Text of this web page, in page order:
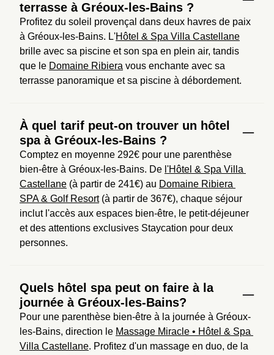
terrasse à Gréoux-les-Bains ?
Profitez du soleil provençal dans deux havres de paix
à Gréoux-les-Bains. L'Hôtel & Spa Villa Castellane
brille avec sa piscine et son spa en plein air, tandis
que le Domaine Ribiera vous enchante avec sa
terrasse panoramique et sa piscine à débordement.
À quel tarif peut-on trouver un hôtel
spa à Gréoux-les-Bains ?
Comptez en moyenne 292€ pour une parenthèse
bien-être à Gréoux-les-Bains. De l'Hôtel & Spa Villa
Castellane (à partir de 241€) au Domaine Ribiera
SPA & Golf Resort (à partir de 367€), chaque séjour
inclut l'accès aux espaces bien-être, le petit-déjeuner
et des attentions exclusives Staycation pour deux
personnes.
Quels hôtel spa peut on faire à la
journée à Gréoux-les-Bains?
Pour une parenthèse bien-être à la journée à Gréoux-
les-Bains, direction le Massage Miracle • Hôtel & Spa
Villa Castellane. Profitez d'un massage en duo, de la